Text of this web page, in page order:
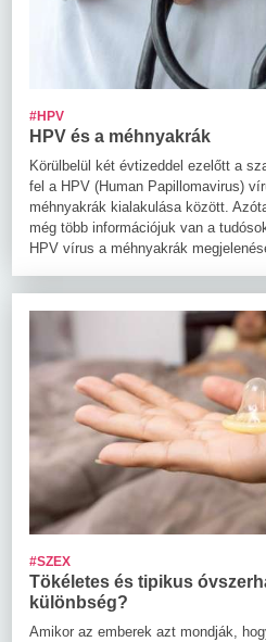
#HPV
HPV és a méhnyakrák
Körülbelül két évtizeddel ezelőtt a
fel a HPV (Human Papillomavirus)
méhnyakrák kialakulása között.
még több információjuk van a
HPV vírus a méhnyakrák
#SZEX
Tökéletes és tipikus
különbség?
Amikor az emberek azt mondják,